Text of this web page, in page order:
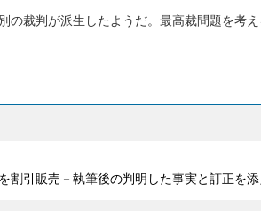
の裁判が派生したようだ。最高裁問題を考
割引販売－執筆後の判明した事実と訂正を